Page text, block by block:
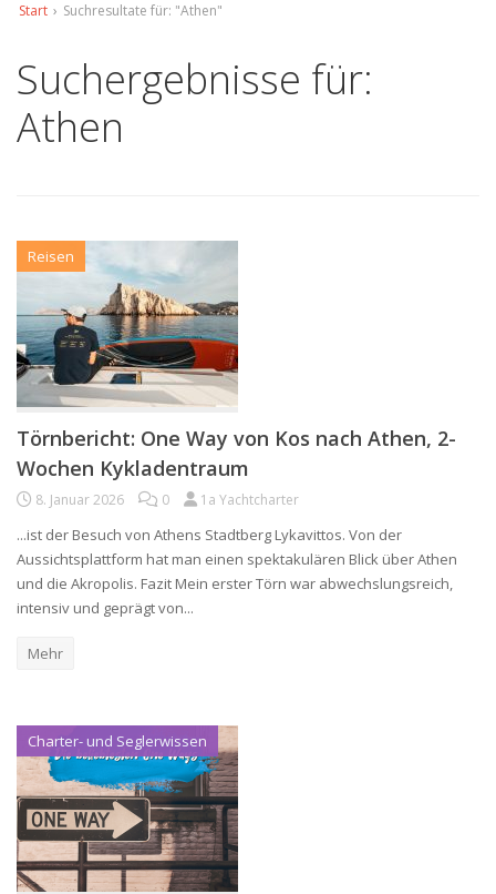
Start › Suchresultate für: "Athen"
Suchergebnisse für:
Athen
Reisen
Törnbericht: One Way von Kos nach Athen, 2-
Wochen Kykladentraum
8. Januar 2026 0 1a Yachtcharter
...ist der Besuch von Athens Stadtberg Lykavittos. Von der
Aussichtsplattform hat man einen spektakulären Blick über Athen
und die Akropolis. Fazit Mein erster Törn war abwechslungsreich,
intensiv und geprägt von...
Mehr
Charter- und Seglerwissen